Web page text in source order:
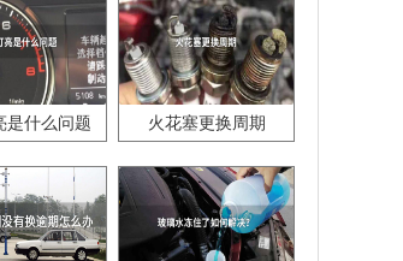
是什么问题 火花塞更换周期